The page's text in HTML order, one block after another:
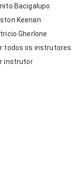
Bacigalupo
Keenan
Gherlone
todos os instrutores
instrutor